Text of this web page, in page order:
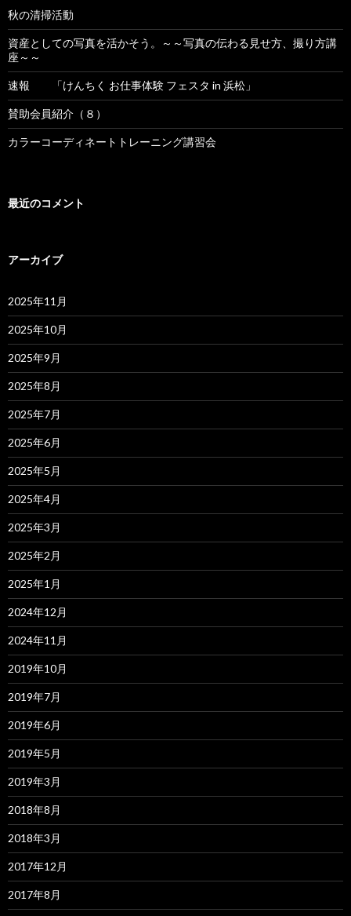
秋の清掃活動
資産としての写真を活かそう。～～写真の伝わる見せ方、撮り方講
座～～
速報 「けんちく お仕事体験 フェスタ in 浜松」
賛助会員紹介（８）
カラーコーディネートトレーニング講習会
最近のコメント
アーカイブ
2025年11月
2025年10月
2025年9月
2025年8月
2025年7月
2025年6月
2025年5月
2025年4月
2025年3月
2025年2月
2025年1月
2024年12月
2024年11月
2019年10月
2019年7月
2019年6月
2019年5月
2019年3月
2018年8月
2018年3月
2017年12月
2017年8月